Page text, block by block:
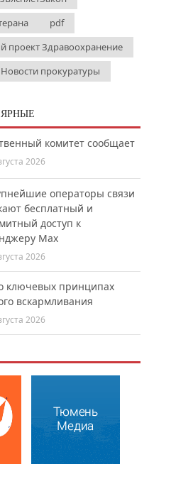
pdf
проект Здравоохранение
Новости прокуратуры
комитет сообщает
2026
операторы связи
бесплатный и
доступ к
Мах
2026
ключевых принципах
вскармливания
2026